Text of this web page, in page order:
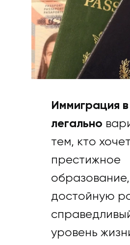
Иммиграция
легально
тем, кто хочет
престижное
образование,
достойную
уровень